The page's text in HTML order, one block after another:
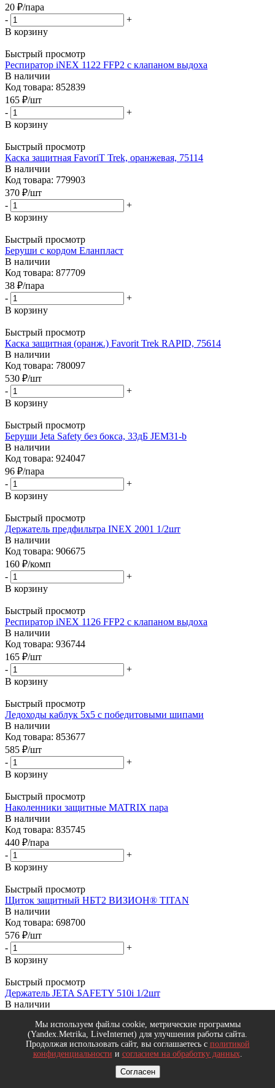
20 ₽/пара
-
+
В корзину
Быстрый просмотр
Респиратор iNEX 1122 FFP2 с клапаном выдоха
В наличии
Код товара: 852839
165 ₽/шт
-
+
В корзину
Быстрый просмотр
Каска защитная FavoriT Trek, оранжевая, 75114
В наличии
Код товара: 779903
370 ₽/шт
-
+
В корзину
Быстрый просмотр
Беруши с кордом Еланпласт
В наличии
Код товара: 877709
38 ₽/пара
-
+
В корзину
Быстрый просмотр
Каска защитная (оранж.) Favorit Trek RAPID, 75614
В наличии
Код товара: 780097
530 ₽/шт
-
+
В корзину
Быстрый просмотр
Беруши Jeta Safety без бокса, 33дБ JEM31-b
В наличии
Код товара: 924047
96 ₽/пара
-
+
В корзину
Быстрый просмотр
Держатель предфильтра INEX 2001 1/2шт
В наличии
Код товара: 906675
160 ₽/комп
-
+
В корзину
Быстрый просмотр
Респиратор iNEX 1126 FFP2 с клапаном выдоха
В наличии
Код товара: 936744
165 ₽/шт
-
+
В корзину
Быстрый просмотр
Ледоходы каблук 5х5 с победитовыми шипами
В наличии
Код товара: 853677
585 ₽/шт
-
+
В корзину
Быстрый просмотр
Наколенники защитные MATRIX пара
В наличии
Код товара: 835745
440 ₽/пара
-
+
В корзину
Быстрый просмотр
Щиток защитный НБТ2 ВИЗИОН® TITAN
В наличии
Код товара: 698700
576 ₽/шт
-
+
В корзину
Быстрый просмотр
Держатель JETA SAFETY 510i 1/2шт
В наличии
/комп
+
В корзину
Мы используем файлы cookie, метрические программы
(Yandex.Metrika, LiveInternet) для улучшения работы сайта.
Продолжая использовать сайт, вы соглашаетесь с политикой
конфиденциальности и согласием на обработку данных.
Согласен